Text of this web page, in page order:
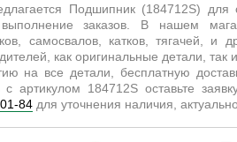
Подшипник (184712S) для
заказов. В нашем
самосвалов, катков, тягачей, и
как оригинальные детали, так
на все детали, бесплатную
с артикулом 184712S оставьте
84 для уточнения наличия,